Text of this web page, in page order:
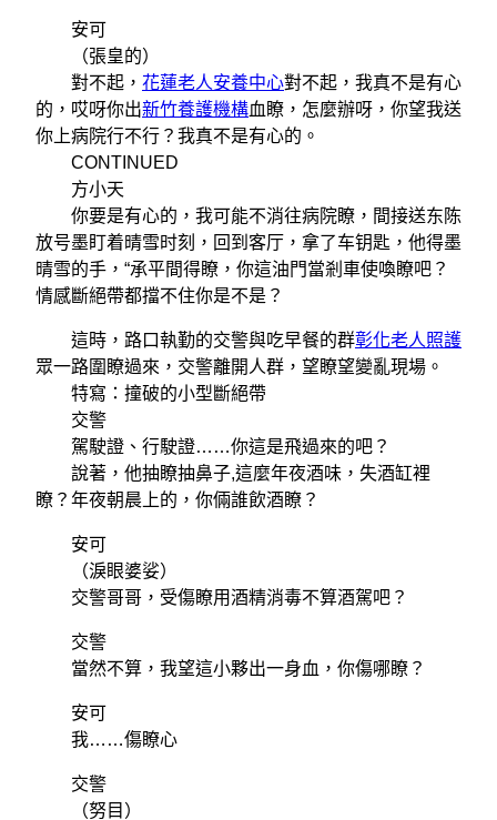
安可
（張皇的）
對不起， 花蓮老人安養中心對不起，我真不是有心
的，哎呀你出新竹養護機構血瞭，怎麼辦呀，你望我送
你上病院行不行？我真不是有心的。
CONTINUED
方小天
你要是有心的，我可能不消往病院瞭，間接送东陈
放号墨盯着晴雪时刻，回到客厅，拿了车钥匙，他得墨
晴雪的手，“承平間得瞭，你這油門當剎車使喚瞭吧？
情感斷絕帶都擋不住你是不是？
這時，路口執勤的交警與吃早餐的群彰化老人照護
眾一路圍瞭過來，交警離開人群，望瞭望變亂現場。
特寫：撞破的小型斷絕帶
交警
駕駛證、行駛證……你這是飛過來的吧？
說著，他抽瞭抽鼻子,這麼年夜酒味，失酒缸裡
瞭？年夜朝晨上的，你倆誰飲酒瞭？
安可
（淚眼婆娑）
交警哥哥，受傷瞭用酒精消毒不算酒駕吧？
交警
當然不算，我望這小夥出一身血，你傷哪瞭？
安可
我……傷瞭心
交警
（努目）